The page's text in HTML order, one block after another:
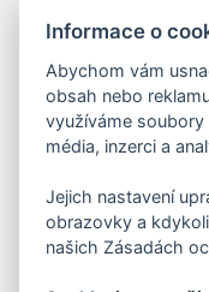
Informace o
Abychom vám
obsah nebo
využíváme
média, inzerci a
Jejich nastavení
obrazovky a
našich Zásadách